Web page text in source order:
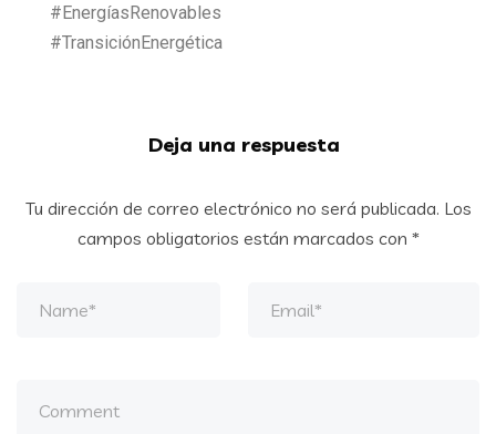
#EnergíasRenovables
#TransiciónEnergética
Deja una respuesta
Tu dirección de correo electrónico no será publicada. Los
campos obligatorios están marcados con *